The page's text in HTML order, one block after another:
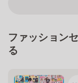
ファッション
る